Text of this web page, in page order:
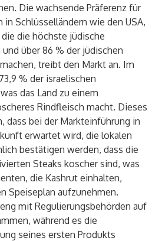
Die wachsende Präferenz für
Schlüsselländern wie den USA,
die höchste jüdische
über 86 % der jüdischen
treibt den Markt an. Im
73,9 % der israelischen
das Land zu einem
Rindfleisch macht. Dieses
dass bei der Markteinführung in
erwartet wird, die lokalen
bestätigen werden, dass die
Steaks koscher sind, was
die Kashrut einhalten,
Speiseplan aufzunehmen.
mit Regulierungsbehörden auf
während es die
seines ersten Produkts